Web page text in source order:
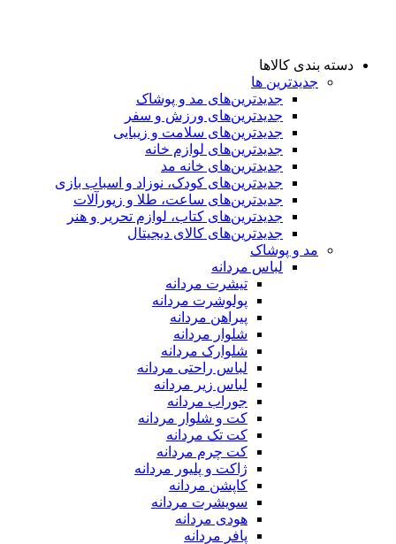
دسته بندی کالاها
جدیدترین ها
جدید‌ترین‌های مد و پوشاک
جدید‌ترین‌های ورزش و سفر
جدید‌ترین‌های سلامت و زیبایی
جدید‌ترین‌های لوازم خانه
جدیدترین‌های خانه مد
جدید‌ترین‌های کودک، نوزاد و اسباب بازی
جدید‌ترین‌های ساعت، طلا و زیورآلات
جدید‌ترین‌های کتاب، لوازم تحریر و هنر
جدید‌ترین‌های کالای دیجیتال
مد و پوشاک
لباس مردانه
تیشرت مردانه
پولوشرت مردانه
پیراهن مردانه
شلوار مردانه
شلوارک مردانه
لباس راحتی مردانه
لباس زیر مردانه
جوراب مردانه
کت و شلوار مردانه
کت تک مردانه
کت چرم مردانه
ژاکت و پلیور مردانه
کاپشن مردانه
سویشرت مردانه
هودی مردانه
پافر مردانه